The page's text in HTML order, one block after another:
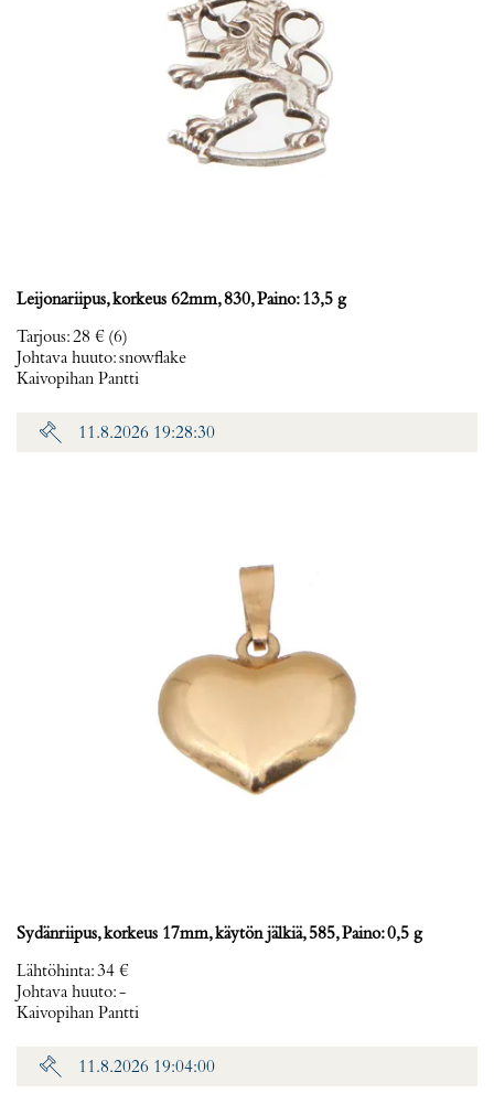
Leijonariipus, korkeus 62mm, 830, Paino: 13,5 g
Tarjous:28 € (6)
Johtava huuto:snowflake
Kaivopihan Pantti
11.8.2026 19:28:30
Sydänriipus, korkeus 17mm, käytön jälkiä, 585, Paino: 0,5 g
Lähtöhinta:34 €
Johtava huuto:-
Kaivopihan Pantti
11.8.2026 19:04:00